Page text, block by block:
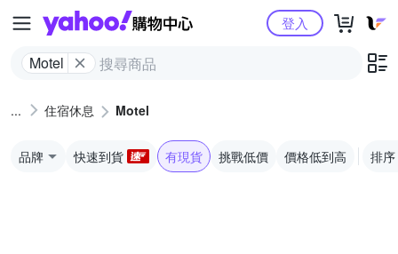
Yahoo購物中心
Motel
登入
住宿休息 Motel
品牌 快速到貨 有現貨 挑戰低價 價格低到高 排序